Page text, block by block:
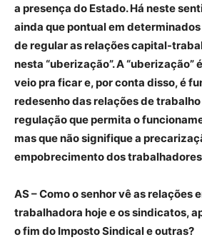
a presença do Estado. Há neste
ainda que pontual em
de regular as relações capital-
nesta “uberização”. A “uberização”
veio pra ficar e, por conta disso, é
redesenho das relações de
regulação que permita o
mas que não signifique a
empobrecimento dos
AS – Como o senhor vê as relações
trabalhadora hoje e os sindicatos,
o fim do Imposto Sindical e outras?